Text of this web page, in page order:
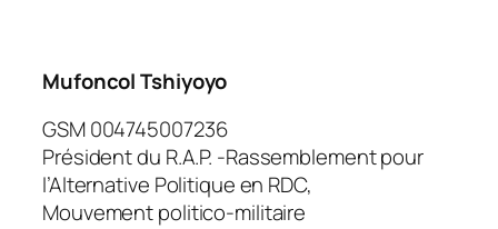
Mufoncol Tshiyoyo
GSM 004745007236
Président du R.A.P. -Rassemblement pour
l’Alternative Politique en RDC,
Mouvement politico-militaire